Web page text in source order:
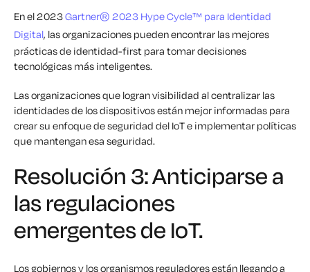
En el 2023Gartner® 2023 Hype Cycle™ para Identidad
Digital, las organizaciones pueden encontrar las mejores
prácticas de identidad-first para tomar decisiones
tecnológicas más inteligentes.
Las organizaciones que logran visibilidad al centralizar las
identidades de los dispositivos están mejor informadas para
crear su enfoque de seguridad del IoT e implementar políticas
que mantengan esa seguridad.
Resolución 3: Anticiparse a
las regulaciones
emergentes de IoT.
Los gobiernos y los organismos reguladores están llegando a